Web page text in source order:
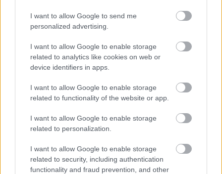
I want to allow Google to send me
personalized advertising.
I want to allow Google to enable storage
related to analytics like cookies on web or
device identifiers in apps.
I want to allow Google to enable storage
related to functionality of the website or app.
I want to allow Google to enable storage
related to personalization.
I want to allow Google to enable storage
related to security, including authentication
functionality and fraud prevention, and other
HÍRLEVÉL
E-mail cím
Feliratkozom a hírlevélre és elfogadom az
adatvédelmi
szabályzatot!